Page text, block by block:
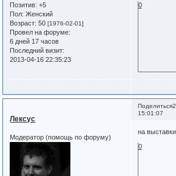
Позитив: +5
Пол: Женский
Возраст: 50[1976-02-01]
Провел на форуме:
6 дней 17 часов
Последний визит:
2013-04-16 22:35:23
0
Поделиться
15:01:07
Лексус
Модератор (помощь по форуму)
на
0